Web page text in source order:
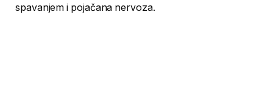
spavanjem i pojačana nervoza.